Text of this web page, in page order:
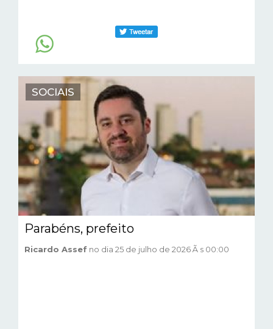
SOCIAIS
Parabéns, prefeito
Ricardo Assef no dia 25 de julho de 2026 Ã s 00:00